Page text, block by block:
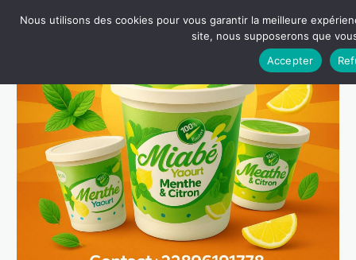
Nous utilisons des cookies pour vous garantir la meilleure
site, nous supposerons que
Accepter